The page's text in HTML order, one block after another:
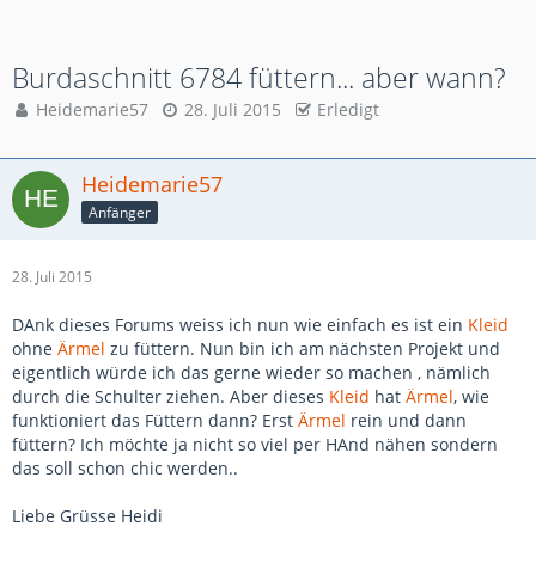
Burdaschnitt 6784 füttern... aber wann?
Heidemarie57 28. Juli 2015 Erledigt
Heidemarie57
Anfänger
28. Juli 2015
DAnk dieses Forums weiss ich nun wie einfach es ist ein Kleid
ohne Ärmel zu füttern. Nun bin ich am nächsten Projekt und
eigentlich würde ich das gerne wieder so machen , nämlich
durch die Schulter ziehen. Aber dieses Kleid hat Ärmel, wie
funktioniert das Füttern dann? Erst Ärmel rein und dann
füttern? Ich möchte ja nicht so viel per HAnd nähen sondern
das soll schon chic werden..
Liebe Grüsse Heidi